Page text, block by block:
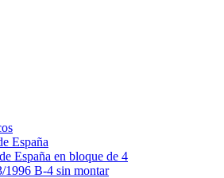
España
España en bloque de 4
1996 B-4 sin montar